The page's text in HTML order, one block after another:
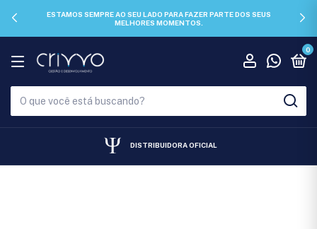
ESTAMOS SEMPRE AO SEU LADO PARA FAZER PARTE DOS SEUS
MELHORES MOMENTOS.
0
DISTRIBUIDORA OFICIAL